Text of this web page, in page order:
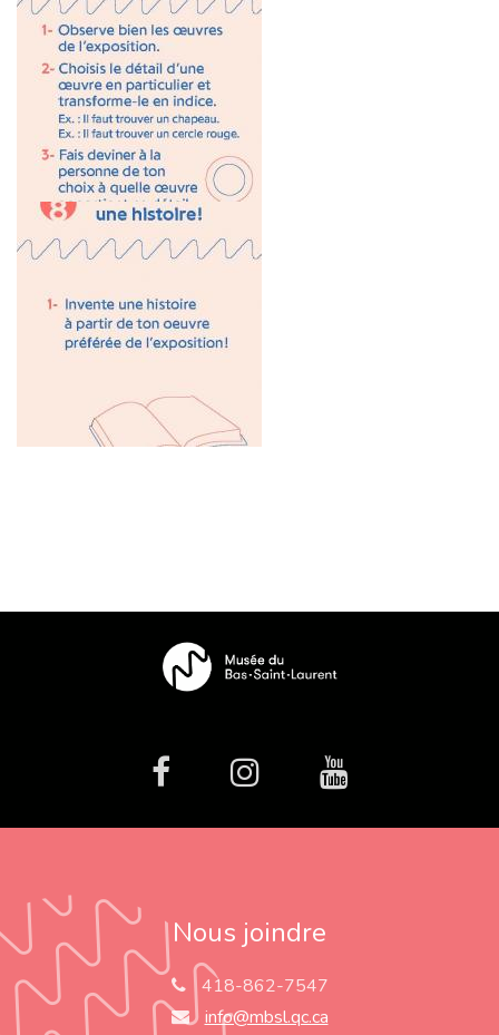
facebookInstagramYoutube
Nous joindre
418-862-7547
info@mbsl.qc.ca